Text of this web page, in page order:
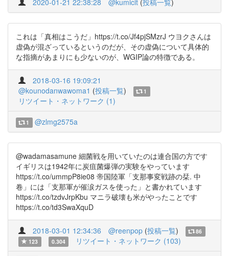
2020-01-21 22:38:28 @kumicit (投稿一覧)
これは「真相はこうだ」https://t.co/Jf4pjSMzrJ ウヨクさんは
虚偽が混ざっているというのだが、その虚偽について具体的
な指摘があまりにも少ないのが、WGIP論の特徴である。
2018-03-16 19:09:21
@kounodanwawoma1 (投稿一覧) 1
リツイート・ネットワーク (1)
1 @zlmg2575a
@wadamasamune 細菌戦を用いていたのは連合国の方です
イギリスは1942年に炭疽菌爆弾の実験をやっています
https://t.co/ummpP8ie08 帝国陸軍「支那事変戦跡の栞. 中
卷」には「支那軍が催涙ガスを使った」と書かれています
https://t.co/tzdvJrpKbu マニラ破壊も米がやったことです
https://t.co/td3SwaXquD
2018-03-01 12:34:36 @reenpop (投稿一覧)
86
123
0.304 リツイート・ネットワーク (103)